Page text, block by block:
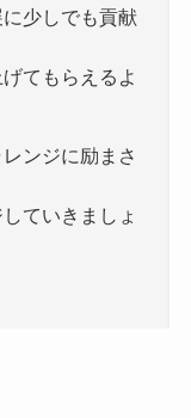
少しでも貢献
てもらえるよ
ンジに励まさ
ていきましょ